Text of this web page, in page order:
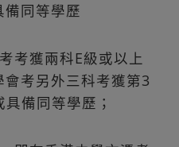
同等學歷
考獲兩科E級或以上
考另外三科考獲第3
備同等學歷；